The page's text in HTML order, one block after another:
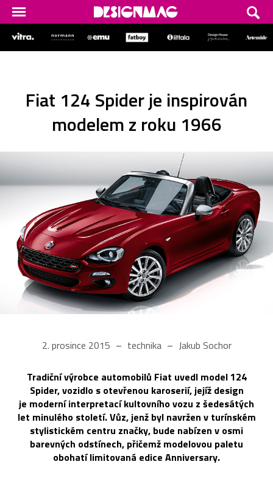
Fiat 124 Spider je inspirován
modelem z roku 1966
2. prosince 2015 technika Jakub Sochor
Tradiční výrobce automobilů Fiat uvedl model 124
Spider, vozidlo s otevřenou karoserií, jejíž design
je moderní interpretací kultovního vozu z šedesátých
let minulého století. Vůz, jenž byl navržen v turínském
stylistickém centru značky, bude nabízen v osmi
barevných odstínech, přičemž modelovou paletu
obohatí limitovaná edice Anniversary.